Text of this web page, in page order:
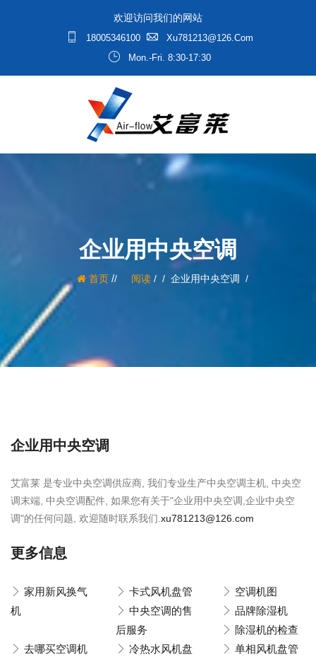
欢迎访问我们的网站
18005346100
Xu781213@126.com
Mon.-Fri. 8:30-17:30
企业用中央空调
首页/ 阅读/ 企业用中央空调
企业用中央空调
艾富莱 是专业中央空调供应商, 我们专业生产中央空调主机, 中央空
调末端, 中央空调配件, 如果您有关于"企业用中央空调,企业中央空
调"的任何问题, 欢迎随时联系我们. xu781213@126.com
更多信息
家用新风换气
机
卡式风机盘管
空调机图
中央空调的售
后服务
品牌除湿机
除湿机的检查
去哪买空调机
冷热水风机盘
单相风机盘管